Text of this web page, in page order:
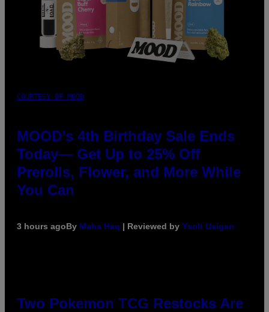
COURTESY OF MOOD
MOOD’s 4th Birthday Sale Ends
Today— Get Up to 25% Off
Prerolls, Flower, and More While
You Can
3 hours agoBy Maha Haq | Reviewed by Ysolt Usigan
Two Pokemon TCG Restocks Are